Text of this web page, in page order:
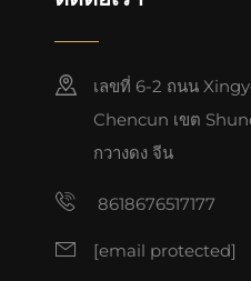
เลขที่ 6-2 ถนน
Chencun เขต
กวางดง จีน
8618676517177
[email protected]